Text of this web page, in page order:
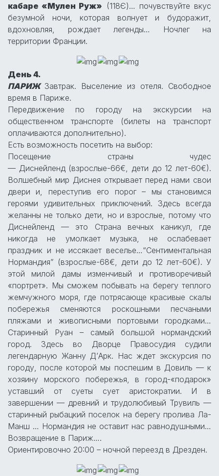
кабаре «Мулен Руж» (118Є)… почувствуйте вкус
безумной ночи, которая волнует и будоражит,
вдохновляя, рождает легенды… Ночлег на
территории Франции.
День 4.
ПАРИЖ Завтрак. Выселение из отеля. Свободное
время в Париже.
Передвижение по городу на экскурсии на
общественном транспорте (билеты на транспорт
оплачиваются дополнительно).
Есть возможность посетить на выбор:
Посещение страны чудес
— Диснейленд (взрослые-66€, дети до 12 лет-60€).
Волшебный мир Диснея открывает перед нами свои
двери и, переступив его порог – мы становимся
героями удивительных приключений. Здесь всегда
желанны не только дети, но и взрослые, потому что
Диснейленд — это Страна вечных каникул, где
никогда не умолкает музыка, не ослабевает
праздник и не иссякает веселье…“Сентиментальная
Нормандия” (взрослые-68€, дети до 12 лет-60€). У
этой милой дамы изменчивый и противоречивый
«портрет». Мы сможем побывать на берегу теплого
жемчужного моря, где потрясающе красивые скалы
побережья сменяются роскошными песчаными
пляжами и живописными портовыми городками…
Старинный Руан – самый большой нормандский
город. Здесь во Дворце Правосудия судили
легендарную Жанну Д’Арк. Нас ждет экскурсия по
городу, после которой мы поспешим в Довиль — к
хозяину морского побережья, в город-«подарок»
уставший от суеты сует аристократии. И в
завершении — древний и трудолюбивый Трувиль —
старинный рыбацкий поселок на берегу пролива Ла-
Манш … Нормандия не оставит нас равнодушными…
Возвращение в Париж….
Ориентировочно 20:00 – ночной переезд в Дрезден.